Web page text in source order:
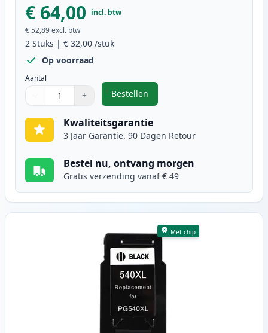
€ 64,00 incl. btw
€ 52,89excl. btw
2 Stuks | € 32,00 /stuk
Op voorraad
Aantal
Gebruik de knoppen om aan te passen
− +
1
Bestellen
,2 stuks Canon PG-540XL / CL-
Kwaliteitsgarantie
3 Jaar Garantie. 90 Dagen Retour
Bestel nu, ontvang morgen
Gratis verzending vanaf € 49
Met chip